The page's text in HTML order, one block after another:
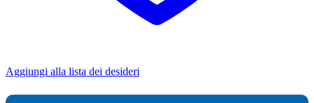
Aggiungi alla lista dei desideri